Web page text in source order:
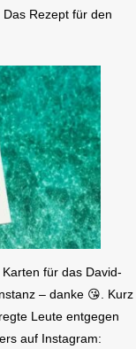
Rezept für den
für das David-
– danke 😘. Kurz
Leute entgegen
auf Instagram: